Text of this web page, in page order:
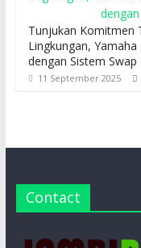
Tunjukan Komitmen
Lingkungan,
dengan Sistem
11 September 2025
Contact